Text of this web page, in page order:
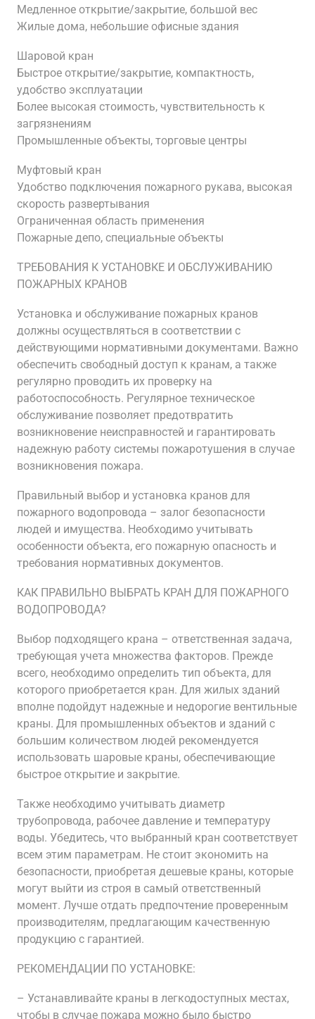
Медленное открытие/закрытие, большой вес
Жилые дома, небольшие офисные здания
Шаровой кран
Быстрое открытие/закрытие, компактность,
удобство эксплуатации
Более высокая стоимость, чувствительность к
загрязнениям
Промышленные объекты, торговые центры
Муфтовый кран
Удобство подключения пожарного рукава, высокая
скорость развертывания
Ограниченная область применения
Пожарные депо, специальные объекты
ТРЕБОВАНИЯ К УСТАНОВКЕ И ОБСЛУЖИВАНИЮ
ПОЖАРНЫХ КРАНОВ
Установка и обслуживание пожарных кранов
должны осуществляться в соответствии с
действующими нормативными документами. Важно
обеспечить свободный доступ к кранам, а также
регулярно проводить их проверку на
работоспособность. Регулярное техническое
обслуживание позволяет предотвратить
возникновение неисправностей и гарантировать
надежную работу системы пожаротушения в случае
возникновения пожара.
Правильный выбор и установка кранов для
пожарного водопровода – залог безопасности
людей и имущества. Необходимо учитывать
особенности объекта, его пожарную опасность и
требования нормативных документов.
КАК ПРАВИЛЬНО ВЫБРАТЬ КРАН ДЛЯ ПОЖАРНОГО
ВОДОПРОВОДА?
Выбор подходящего крана – ответственная задача,
требующая учета множества факторов. Прежде
всего, необходимо определить тип объекта, для
которого приобретается кран. Для жилых зданий
вполне подойдут надежные и недорогие вентильные
краны. Для промышленных объектов и зданий с
большим количеством людей рекомендуется
использовать шаровые краны, обеспечивающие
быстрое открытие и закрытие.
Также необходимо учитывать диаметр
трубопровода, рабочее давление и температуру
воды. Убедитесь, что выбранный кран соответствует
всем этим параметрам. Не стоит экономить на
безопасности, приобретая дешевые краны, которые
могут выйти из строя в самый ответственный
момент. Лучше отдать предпочтение проверенным
производителям, предлагающим качественную
продукцию с гарантией.
РЕКОМЕНДАЦИИ ПО УСТАНОВКЕ:
– Устанавливайте краны в легкодоступных местах,
чтобы в случае пожара можно было быстро